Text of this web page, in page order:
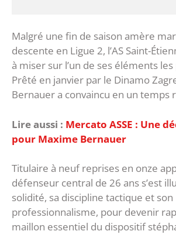
Malgré une fin de saison amère
descente en Ligue 2, l’AS Saint-
à miser sur l’un de ses éléments
Prêté en janvier par le Dinamo
Bernauer a convaincu en un temps
Lire aussi : Mercato ASSE : Une
pour Maxime Bernauer
Titulaire à neuf reprises en onze
défenseur central de 26 ans s’est
solidité, sa discipline tactique et son
professionnalisme, pour devenir
maillon essentiel du dispositif